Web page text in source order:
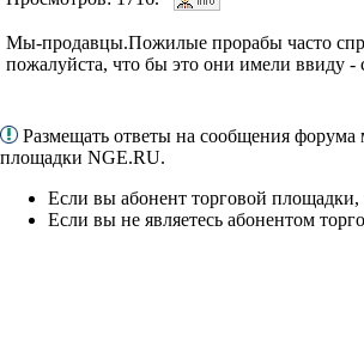
Мы-продавцы.Пожилые прорабы часто
пожалуйста, что бы это они имели ввиду -
Размещать ответы на сообщения форума
площадки NGE.RU.
Если вы абонент торговой площадки,
Если вы не являетесь абонентом